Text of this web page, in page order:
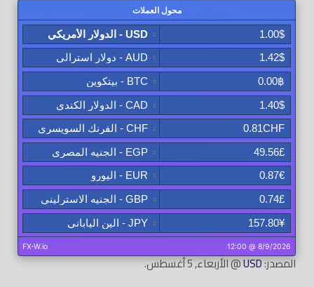
المصدر:USD@ الأربعاء, 5 أغسطس.